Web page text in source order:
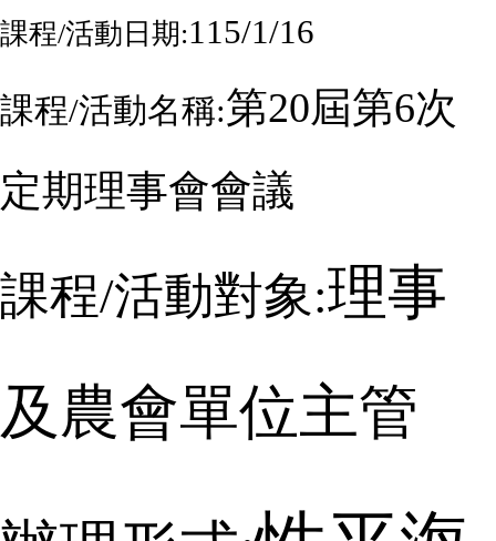
課程/活動日期:115/1/16
課程/活動名稱:第20屆第6次
定期理事會會議
課程/活動對象:理事
及農會單位主管